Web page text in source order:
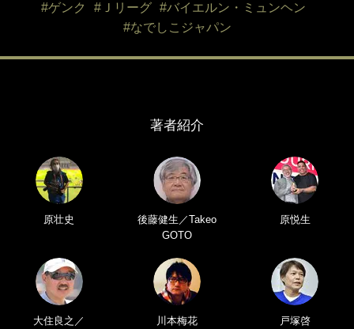
#ゲンク
#Ｊリーグ
#バイエルン・ミュンヘン
#なでしこジャパン
著者紹介
原壮史
後藤健生／Takeo
GOTO
原悦生
大住良之／
川本梅花 戸塚啓